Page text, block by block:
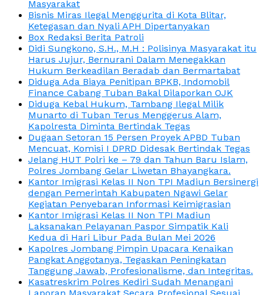
Masyarakat
Bisnis Miras Ilegal Menggurita di Kota Blitar,
Ketegasan dan Nyali APH Dipertanyakan
Box Redaksi Berita Patroli
Didi Sungkono, S.H., M.H : Polisinya Masyarakat itu
Harus Jujur, Bernurani Dalam Menegakkan
Hukum Berkeadilan Beradab dan Bermartabat
Diduga Ada Biaya Penitipan BPKB, Indomobil
Finance Cabang Tuban Bakal Dilaporkan OJK
Diduga Kebal Hukum, Tambang Ilegal Milik
Munarto di Tuban Terus Menggerus Alam,
Kapolresta Diminta Bertindak Tegas
Dugaan Setoran 15 Persen Proyek APBD Tuban
Mencuat, Komisi I DPRD Didesak Bertindak Tegas
Jelang HUT Polri ke – 79 dan Tahun Baru Islam,
Polres Jombang Gelar Liwetan Bhayangkara.
Kantor Imigrasi Kelas II Non TPI Madiun Bersinergi
dengan Pemerintah Kabupaten Ngawi Gelar
Kegiatan Penyebaran Informasi Keimigrasian
Kantor Imigrasi Kelas II Non TPI Madiun
Laksanakan Pelayanan Paspor Simpatik Kali
Kedua di Hari Libur Pada Bulan Mei 2026
Kapolres Jombang Pimpin Upacara Kenaikan
Pangkat Anggotanya, Tegaskan Peningkatan
Tanggung Jawab, Profesionalisme, dan Integritas.
Kasatreskrim Polres Kediri Sudah Menangani